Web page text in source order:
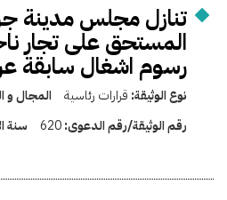
تنازل مجلس مدينة
المستحق على تجار
رسوم اشغال سابقة
نوع الوثيقة: قرارات رئاسية المجال و
رقم الوثيقة/رقم الدعوى:620 سنة